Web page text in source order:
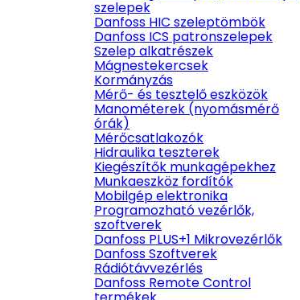
szelepek
Danfoss HIC szeleptömbök
Danfoss ICS patronszelepek
Szelep alkatrészek
Mágnestekercsek
Kormányzás
Mérő- és tesztelő eszközök
Manométerek (nyomásmérő
órák)
Mérőcsatlakozók
Hidraulika teszterek
Kiegészítők munkagépekhez
Munkaeszköz fordítók
Mobilgép elektronika
Programozható vezérlők,
szoftverek
Danfoss PLUS+1 Mikrovezérlők
Danfoss Szoftverek
Rádiótávvezérlés
Danfoss Remote Control